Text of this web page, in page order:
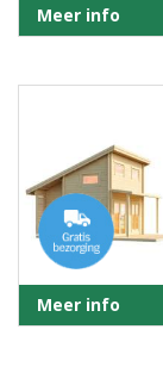
Meer info
Meer info